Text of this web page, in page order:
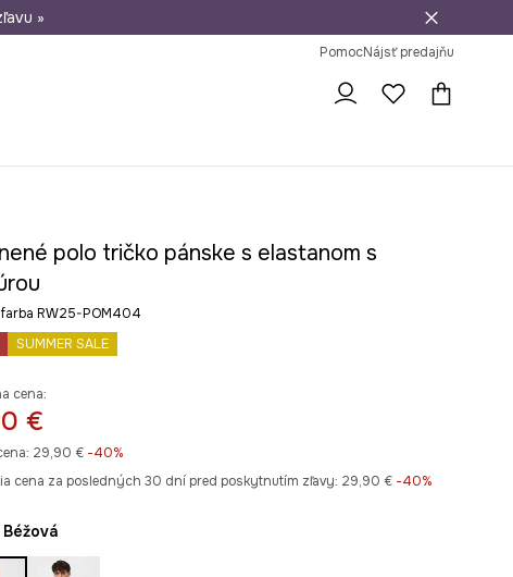
vrátenie tovaru
»
PomocNájsť predajňu
polo tričko pánske s elastanom s
farba RW25-POM404
SUMMER SALE
cena:
€
29,90 €-40%
cena za posledných 30 dní pred poskytnutím zľavy: 29,90 € -40%
béžová